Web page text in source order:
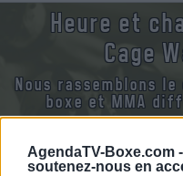
AgendaTV-Boxe.com -
soutenez-nous en
Heure et
Cage
Nous rassemblons
boxe et MMA